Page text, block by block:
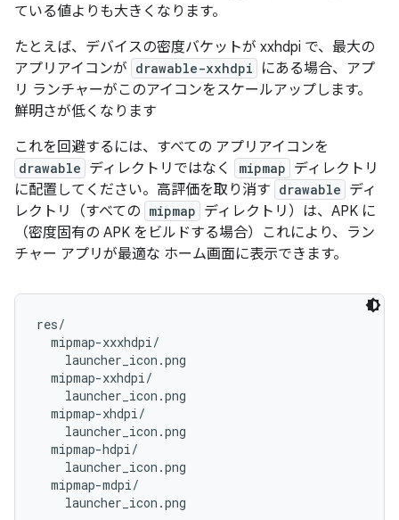
ている値よりも大きくなります。
たとえば、デバイスの密度バケットが xxhdpi で、最大の
アプリアイコンが drawable-xxhdpi
にある場合、アプ
リ ランチャーがこのアイコンをスケールアップします。
鮮明さが低くなります
これを回避するには、すべての アプリアイコンを
drawable ディレクトリではなく mipmap ディレクトリ
に配置してください。高評価を取り消す drawable ディ
レクトリ（すべての mipmap ディレクトリ）は、APK に
（密度固有の APK をビルドする場合）これにより、ラン
チャー アプリが最適な ホーム画面に表示できます。
res/
  mipmap-xxxhdpi/
    launcher_icon.png
  mipmap-xxhdpi/
    launcher_icon.png
  mipmap-xhdpi/
    launcher_icon.png
  mipmap-hdpi/
    launcher_icon.png
  mipmap-mdpi/